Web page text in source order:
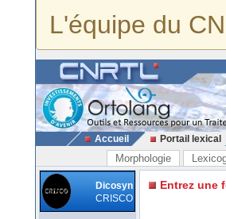
L'équipe du
Accueil Portail lexical
Morphologie
Dicosyn
CRISCO
Entrez une